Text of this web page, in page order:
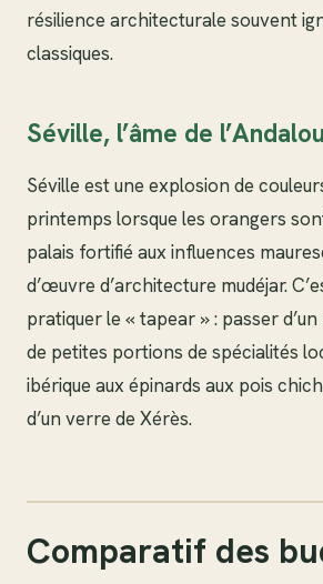
résilience architecturale souvent
classiques.
Séville, l’âme de
Séville est une explosion de
printemps lorsque les orangers
palais fortifié aux influences
d’œuvre d’architecture mudéjar.
pratiquer le « tapear » : passer
de petites portions de spécialités
ibérique aux épinards aux pois
d’un verre de Xérès.
Comparatif des